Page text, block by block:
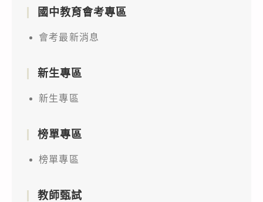
國中教育會考專區
會考最新消息
新生專區
新生專區
榜單專區
榜單專區
教師甄試